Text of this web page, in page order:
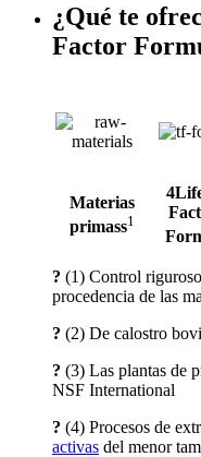
¿Qué te
Factor
Materias
primass1
? (1) Control
procedencia de las
? (2) De calostro
? (3) Las plantas de
NSF International
? (4) Procesos de
activas del menor